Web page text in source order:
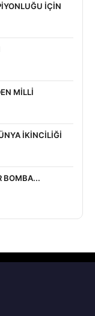
İÇİN
MİLLİ
İKİNCİLİĞİ
BOMBA...